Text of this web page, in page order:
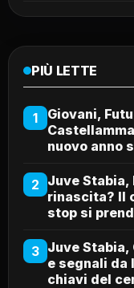
PIÙ LETTE
1
Giovani,
nuovo anno
2 Juve
rinascita? Il
stop si
3 Juve Stabia,
e segnali da
chiavi del